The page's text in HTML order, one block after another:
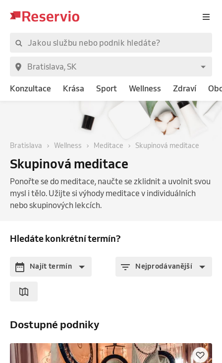
Konzultace Krása Sport Wellness Zdraví
Bratislava Wellness Meditace Skupinová meditace
Skupinová meditace
Ponořte se do meditace, naučte se zklidnit a uvolnit svou
mysl i tělo. Užijte si výhody meditace v individuálních
nebo skupinových lekcích.
Hledáte konkrétní termín?
Najít termín Nejprodávanější
Dostupné podniky